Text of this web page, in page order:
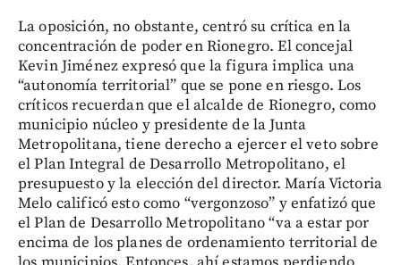
La oposición, no obstante, centró su crítica en la
concentración de poder en Rionegro. El concejal
Kevin Jiménez expresó que la figura implica una
“autonomía territorial” que se pone en riesgo. Los
críticos recuerdan que el alcalde de Rionegro, como
municipio núcleo y presidente de la Junta
Metropolitana, tiene derecho a ejercer el veto sobre
el Plan Integral de Desarrollo Metropolitano, el
presupuesto y la elección del director. María Victoria
Melo calificó esto como “vergonzoso” y enfatizó que
el Plan de Desarrollo Metropolitano “va a estar por
encima de los planes de ordenamiento territorial de